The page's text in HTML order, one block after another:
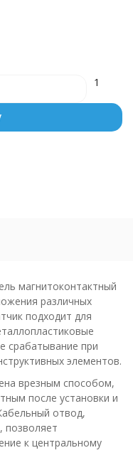
1
магнитоконтактный
различных
подходит для
срабатывание при
элементов.
врезным способом,
после установки и
отвод,
позволяет
к центральному